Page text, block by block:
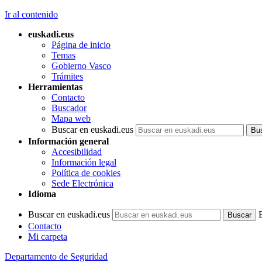
Ir al contenido
euskadi.eus
Página de inicio
Temas
Gobierno Vasco
Trámites
Herramientas
Contacto
Buscador
Mapa web
Buscar en euskadi.eus
Información general
Accesibilidad
Información legal
Política de cookies
Sede Electrónica
Idioma
Buscar en euskadi.eus
Contacto
Mi carpeta
Departamento de Seguridad